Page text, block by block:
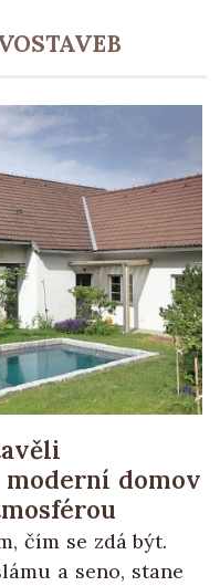
domov
čím se zdá být.
a seno, stane